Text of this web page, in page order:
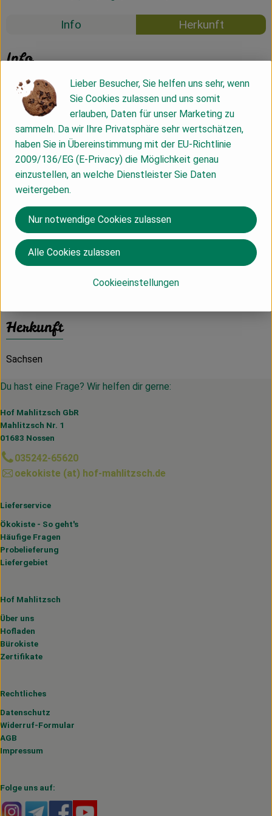
Info Herkunft
Info
Die Johannishöhe Tharandt ist ein kleinerer
Landwirtschaftsbetrieb, der ca. 5 Hektar Land nach den
Regeln des kontrolliert biologischen Landbaus
bewirtschaftet. Tharandt liegt etwa 15 km von südwestlich
von Dresden.
Neben Gemüse und Getreide vermarktet der Bereich des
Garten- und Landbaus der Johannishöhe Tee und Salben,
aber auch Saatgut. Außerdem finden regelmäßig Seminare zu
Umweltthemen sowie ein Naturmarkt in Tharandt statt.
Weitere Informationen: https://johannishöhe.de/
Produktinformationen
Herkunft
Sachsen
Du hast eine Frage? Wir helfen dir gerne:
Hof Mahlitzsch GbR
Mahlitzsch Nr. 1
01683 Nossen
035242-65620
oekokiste (at) hof-mahlitzsch.de
Lieferservice
Ökokiste - So geht's
Häufige Fragen
Probelieferung
Liefergebiet
Hof Mahlitzsch
Über uns
Hofladen
Bürokiste
Zertifikate
Rechtliches
Datenschutz
Widerruf-Formular
AGB
Impressum
Folge uns auf:
Externer Link zu https://www.instagram.com/
Externer Link zu https://t.me/s/hofmahlitzsch
Externer Link zu https://www.facebook.com/
Lieber Besucher, Sie helfen uns sehr, wenn
Sie Cookies zulassen und uns somit
erlauben, Daten für unser Marketing zu
sammeln. Da wir Ihre Privatsphäre sehr wertschätzen,
haben Sie in Übereinstimmung mit der EU-Richtlinie
2009/136/EG (E-Privacy) die Möglichkeit genau
einzustellen, an welche Dienstleister Sie Daten
weitergeben.
Cookieeinstellungen
Nur notwendige Cookies zulassen
Alle Cookies zulassen